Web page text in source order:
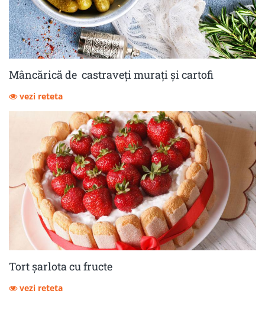
Mâncărică de castraveţi muraţi şi cartofi
vezi reteta
Tort șarlota cu fructe
vezi reteta